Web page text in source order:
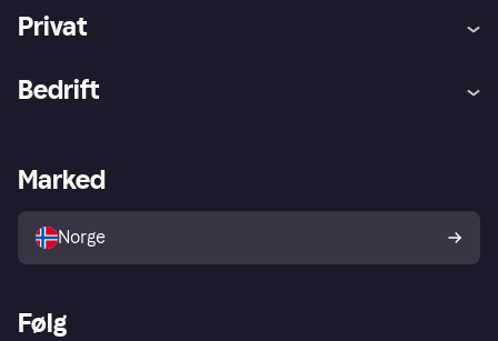
Privat
Utforsk butikker
Bedrift
Merchant portal
Marked
Norge
Følg